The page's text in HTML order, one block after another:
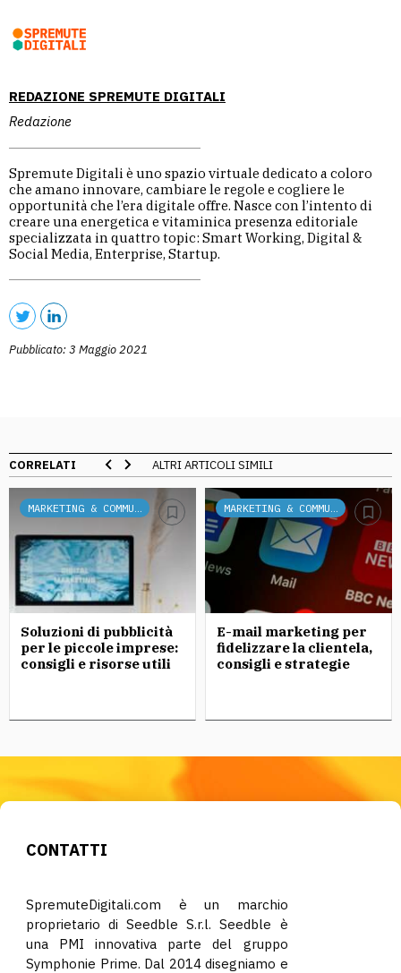
REDAZIONE SPREMUTE DIGITALI
Redazione
Spremute Digitali è uno spazio virtuale dedicato a coloro
che amano innovare, cambiare le regole e cogliere le
opportunità che l’era digitale offre. Nasce con l’intento di
creare una energetica e vitaminica presenza editoriale
specializzata in quattro topic: Smart Working, Digital &
Social Media, Enterprise, Startup.
Pubblicato: 3 Maggio 2021
CORRELATI ALTRI ARTICOLI SIMILI
Soluzioni di pubblicità
per le piccole imprese:
consigli e risorse utili
E-mail marketing per
fidelizzare la clientela,
consigli e strategie
CONTATTI
SpremuteDigitali.com è un marchio
proprietario di Seedble S.r.l. Seedble è
una PMI innovativa parte del gruppo
Symphonie Prime. Dal 2014 disegniamo e